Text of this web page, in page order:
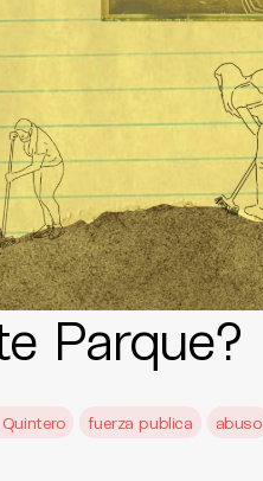
Parque?
fuerza publica
abuso